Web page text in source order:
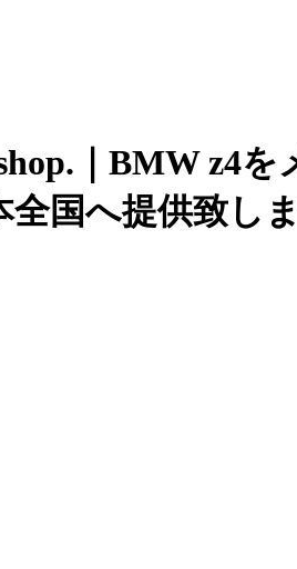
｜BMW z4を
国へ提供致しま